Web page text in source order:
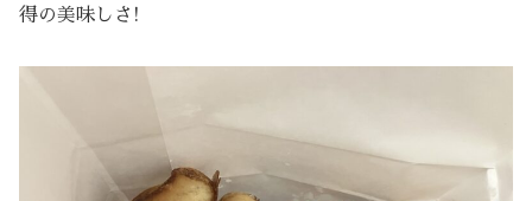
得の美味しさ!